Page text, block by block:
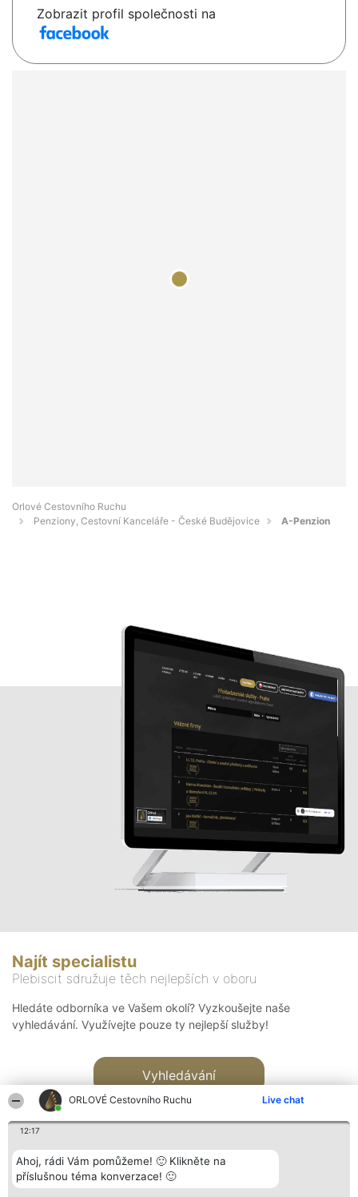
ORLOVÉ Cestovního Ruchu Live chat
12:17
Ahoj, rádi Vám pomůžeme! 🙂 Klikněte na
příslušnou téma konverzace! 🙂
Zobrazit profil společnosti na
Orlové Cestovního Ruchu
Penziony, Cestovní Kanceláře - České Budějovice
A-Penzion
Najít specialistu
Plebiscit sdružuje těch nejlepších v oboru
Hledáte odborníka ve Vašem okolí? Vyzkoušejte naše
vyhledávání. Využívejte pouze ty nejlepší služby!
Vyhledávání